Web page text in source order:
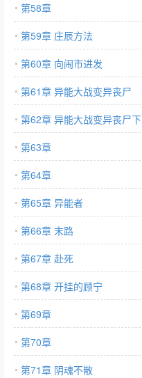
第58章
第59章 庄辰方法
第60章 向闹市进发
第61章 异能大战变异丧尸
第62章 异能大战变异丧尸下
第63章
第64章
第65章 异能者
第66章 末路
第67章 赴死
第68章 开挂的顾宁
第69章
第70章
第71章 阴魂不散